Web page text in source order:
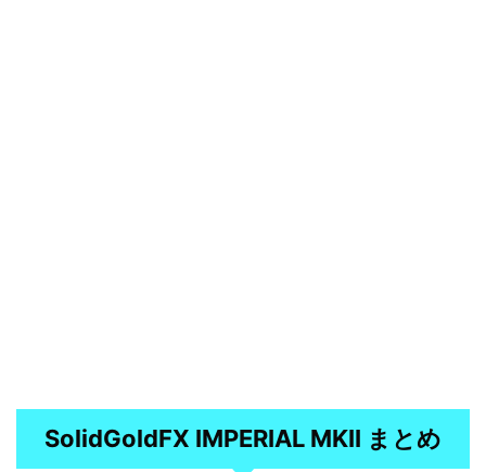
SolidGoldFX IMPERIAL MKII まとめ